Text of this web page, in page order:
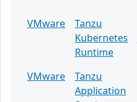
VMware
Tanzu
Kubernetes
Runtime
VMware
Tanzu
Application